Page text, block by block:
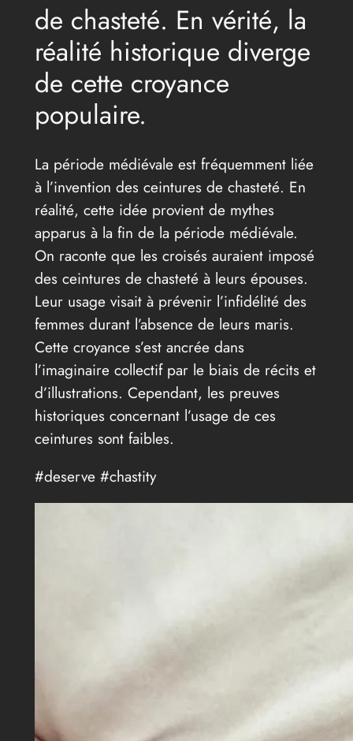
de chasteté. En vérité, la
réalité historique diverge
de cette croyance
populaire.
La période médiévale est fréquemment liée
à l’invention des ceintures de chasteté. En
réalité, cette idée provient de mythes
apparus à la fin de la période médiévale.
On raconte que les croisés auraient imposé
des ceintures de chasteté à leurs épouses.
Leur usage visait à prévenir l’infidélité des
femmes durant l’absence de leurs maris.
Cette croyance s’est ancrée dans
l’imaginaire collectif par le biais de récits et
d’illustrations. Cependant, les preuves
historiques concernant l’usage de ces
ceintures sont faibles.
#deserve #chastity